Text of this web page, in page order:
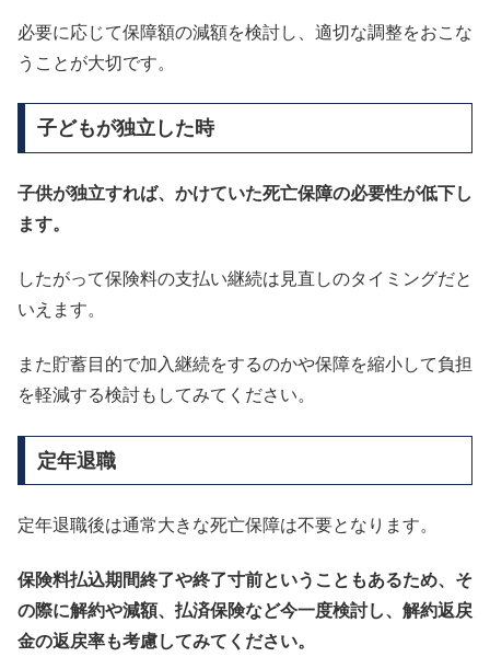
必要に応じて保障額の減額を検討し、適切な調整をおこな
うことが大切です。
子どもが独立した時
子供が独立すれば、かけていた死亡保障の必要性が低下し
ます。
したがって保険料の支払い継続は見直しのタイミングだと
いえます。
また貯蓄目的で加入継続をするのかや保障を縮小して負担
を軽減する検討もしてみてください。
定年退職
定年退職後は通常大きな死亡保障は不要となります。
保険料払込期間終了や終了寸前ということもあるため、そ
の際に解約や減額、払済保険など今一度検討し、解約返戻
金の返戻率も考慮してみてください。